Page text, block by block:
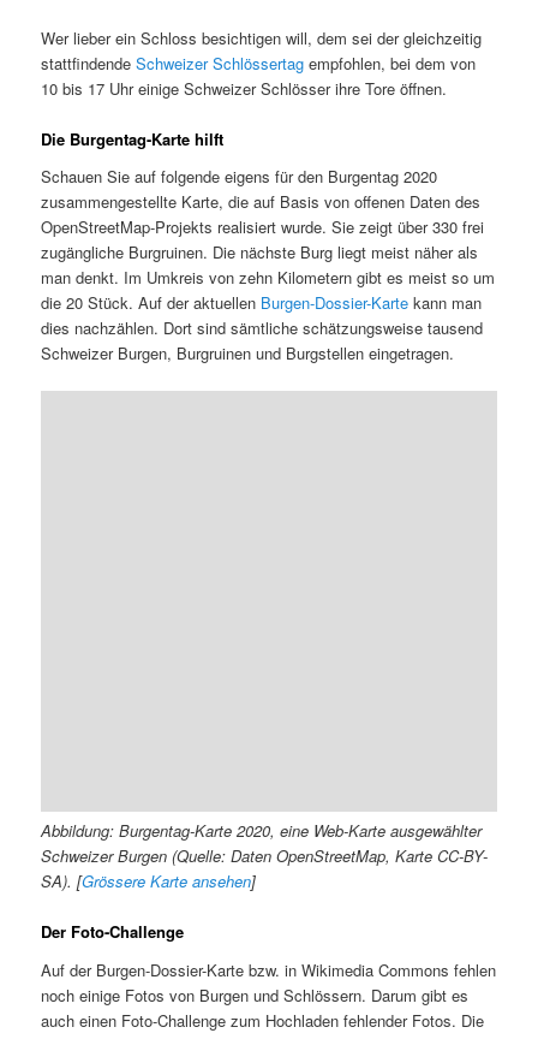
Wer lieber ein Schloss besichtigen will, dem sei der gleichzeitig
stattfindendeSchweizer Schlössertag empfohlen, bei dem von
10 bis 17 Uhr einige Schweizer Schlösser ihre Tore öffnen.
Die Burgentag-Karte hilft
Schauen Sie auf folgende eigens für den Burgentag 2020
zusammengestellte Karte, die auf Basis von offenen Daten des
OpenStreetMap-Projekts realisiert wurde. Sie zeigt über 330 frei
zugängliche Burgruinen. Die nächste Burg liegt meist näher als
man denkt. Im Umkreis von zehn Kilometern gibt es meist so um
die 20 Stück. Auf der aktuellen Burgen-Dossier-Karte kann man
dies nachzählen. Dort sind sämtliche schätzungsweise tausend
Schweizer Burgen, Burgruinen und Burgstellen eingetragen.
Abbildung: Burgentag-Karte 2020, eine Web-Karte ausgewählter
Schweizer Burgen (Quelle: Daten OpenStreetMap, Karte CC-BY-
SA). [Grössere Karte ansehen]
Der Foto-Challenge
Auf der Burgen-Dossier-Karte bzw. in Wikimedia Commons fehlen
noch einige Fotos von Burgen und Schlössern. Darum gibt es
auch einen Foto-Challenge zum Hochladen fehlender Fotos. Die